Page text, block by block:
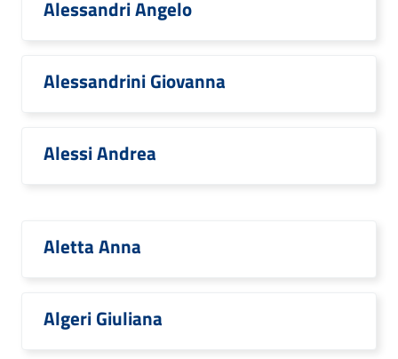
Alessandri Angelo
Alessandrini Giovanna
Alessi Andrea
Aletta Anna
Algeri Giuliana